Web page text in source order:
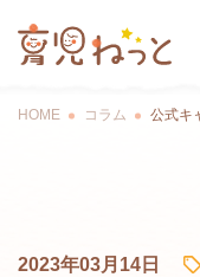
HOME コラム 公式キ
2023年03月14日